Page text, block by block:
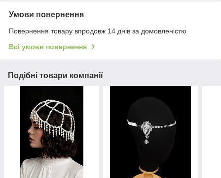
Умови повернення
Повернення товару впродовж 14 днів за домовленістю
Всі умови повернення
Подібні товари компанії